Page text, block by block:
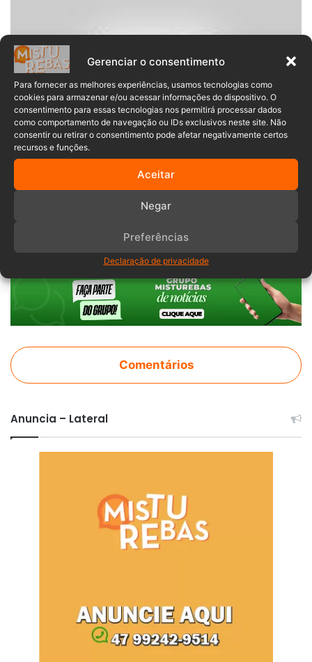
Gerenciar o consentimento
Para fornecer as melhores experiências, usamos tecnologias como
cookies para armazenar e/ou acessar informações do dispositivo. O
consentimento para essas tecnologias nos permitirá processar dados
como comportamento de navegação ou IDs exclusivos neste site. Não
consentir ou retirar o consentimento pode afetar negativamente certos
recursos e funções.
Aceitar
Negar
Preferências
Declaração de privacidade
Comentários
Anuncia – Lateral